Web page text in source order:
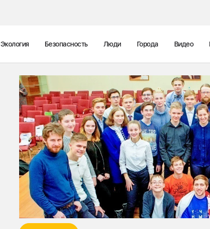
Экология Безопасность Люди Города Видео